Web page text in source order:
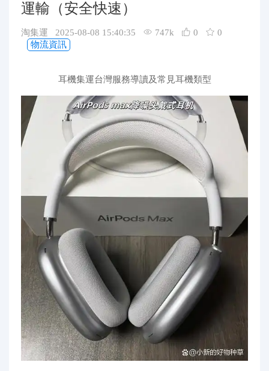
物流資訊
關於我們
運輸（安全快速）
淘集運 2025-08-08 15:40:35 747k 0
0
物流資訊
耳機集運台灣服務導讀及常見耳機類型